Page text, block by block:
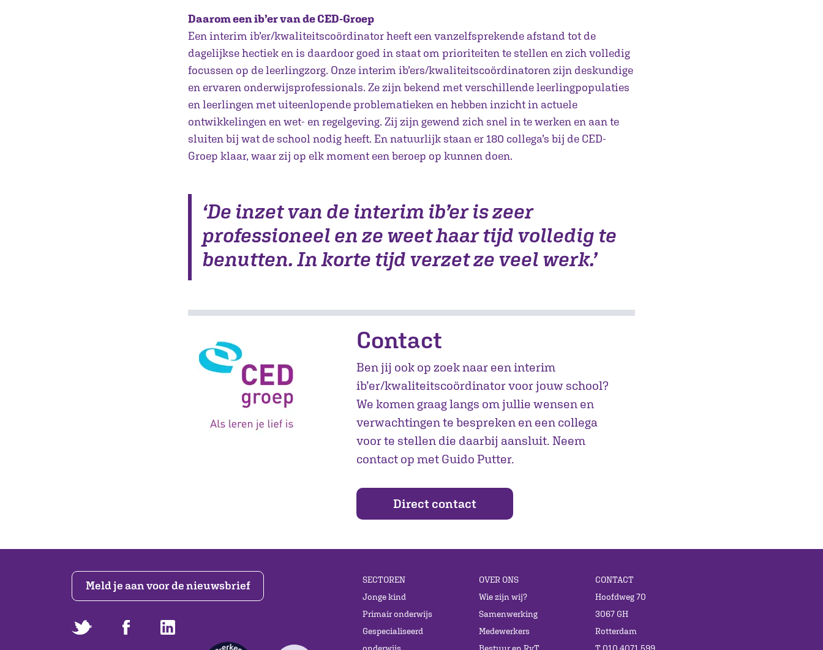
Daarom een ib’er van de CED-Groep
Een interim ib’er/kwaliteitscoördinator heeft een vanzelfsprekende afstand tot de
dagelijkse hectiek en is daardoor goed in staat om prioriteiten te stellen en zich volledig
focussen op de leerlingzorg. Onze interim ib’ers/kwaliteitscoördinatoren zijn deskundige
en ervaren onderwijsprofessionals. Ze zijn bekend met verschillende leerlingpopulaties
en leerlingen met uiteenlopende problematieken en hebben inzicht in actuele
ontwikkelingen en wet- en regelgeving. Zij zijn gewend zich snel in te werken en aan te
sluiten bij wat de school nodig heeft. En natuurlijk staan er 180 collega’s bij de CED-
Groep klaar, waar zij op elk moment een beroep op kunnen doen.
‘De inzet van de interim ib’er is zeer
professioneel en ze weet haar tijd volledig te
benutten. In korte tijd verzet ze veel werk.’
Contact
Ben jij ook op zoek naar een interim
ib’er/kwaliteitscoördinator voor jouw school?
We komen graag langs om jullie wensen en
verwachtingen te bespreken en een collega
voor te stellen die daarbij aansluit. Neem
contact op met Guido Putter.
Direct contact
Meld je aan voor de nieuwsbrief
SECTOREN
Jonge kind
Primair onderwijs
Gespecialiseerd
OVER ONS
Wie zijn wij?
Samenwerking
Medewerkers
CONTACT
Hoofdweg 70
3067 GH
Rotterdam